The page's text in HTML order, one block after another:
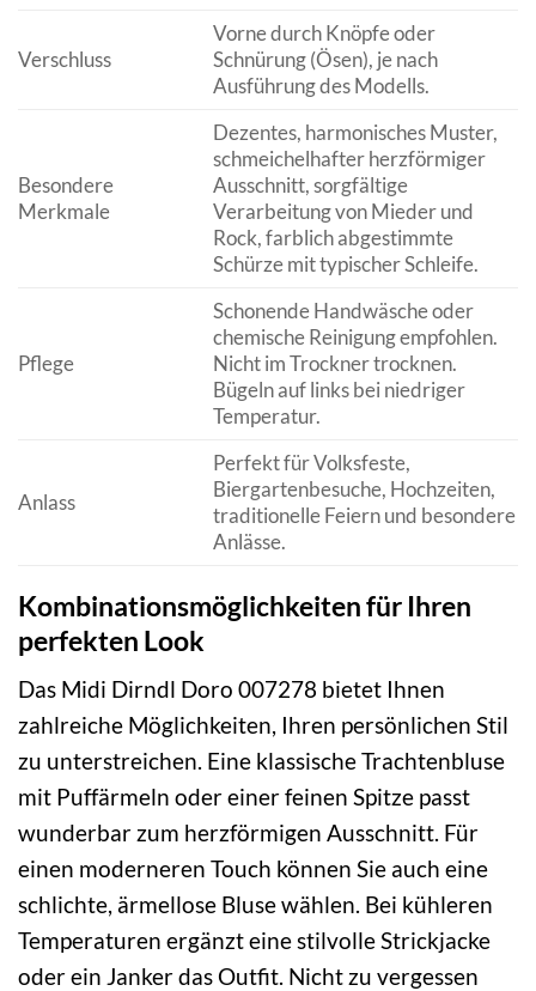
Verschluss
Vorne durch Knöpfe oder
Schnürung (Ösen), je nach
Ausführung des Modells.
Besondere
Merkmale
Dezentes, harmonisches Muster,
schmeichelhafter herzförmiger
Ausschnitt, sorgfältige
Verarbeitung von Mieder und
Rock, farblich abgestimmte
Schürze mit typischer Schleife.
Pflege
Schonende Handwäsche oder
chemische Reinigung empfohlen.
Nicht im Trockner trocknen.
Bügeln auf links bei niedriger
Temperatur.
Anlass
Perfekt für Volksfeste,
Biergartenbesuche, Hochzeiten,
traditionelle Feiern und besondere
Anlässe.
Kombinationsmöglichkeiten für Ihren
perfekten Look
Das Midi Dirndl Doro 007278 bietet Ihnen
zahlreiche Möglichkeiten, Ihren persönlichen Stil
zu unterstreichen. Eine klassische Trachtenbluse
mit Puffärmeln oder einer feinen Spitze passt
wunderbar zum herzförmigen Ausschnitt. Für
einen moderneren Touch können Sie auch eine
schlichte, ärmellose Bluse wählen. Bei kühleren
Temperaturen ergänzt eine stilvolle Strickjacke
oder ein Janker das Outfit. Nicht zu vergessen